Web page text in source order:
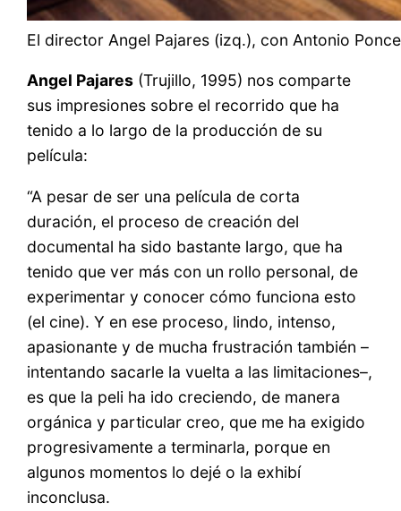
El director Angel Pajares (izq.), con Antonio
Angel Pajares (Trujillo, 1995) nos comparte
sus impresiones sobre el recorrido que ha
tenido a lo largo de la producción de su
película:
“A pesar de ser una película de corta
duración, el proceso de creación del
documental ha sido bastante largo, que ha
tenido que ver más con un rollo personal, de
experimentar y conocer cómo funciona esto
(el cine). Y en ese proceso, lindo, intenso,
apasionante y de mucha frustración también –
intentando sacarle la vuelta a las limitaciones–,
es que la peli ha ido creciendo, de manera
orgánica y particular creo, que me ha exigido
progresivamente a terminarla, porque en
algunos momentos lo dejé o la exhibí
inconclusa.